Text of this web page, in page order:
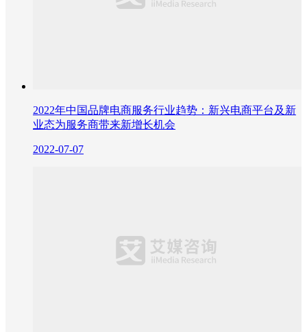
2022年中国品牌电商服务行业趋势：新兴电商平台及新
业态为服务商带来新增长机会
2022-07-07